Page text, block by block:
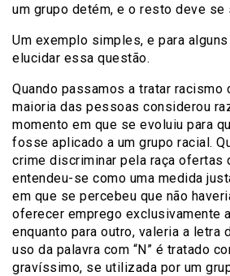
um grupo detém, e o resto deve se
Um exemplo simples, e para
elucidar essa questão.
Quando passamos a tratar racismo
maioria das pessoas considerou
momento em que se evoluiu para
fosse aplicado a um grupo racial.
crime discriminar pela raça ofertas
entendeu-se como uma medida
em que se percebeu que não
oferecer emprego exclusivamente
enquanto para outro, valeria a letra
uso da palavra com “N” é tratado
gravíssimo, se utilizada por um